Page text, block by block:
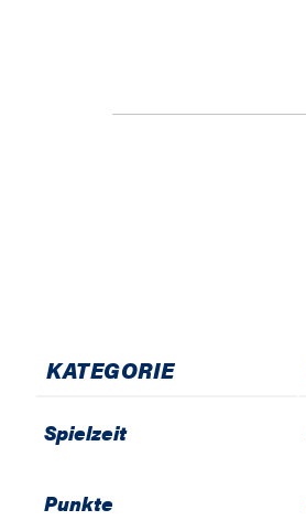
KATEGORIE
Spielzeit
Punkte